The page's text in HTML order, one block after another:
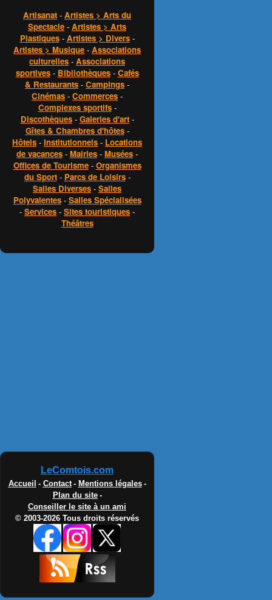
Artisanat - Artistes > Arts du
Spectacle - Artistes > Arts
Plastiques- Artistes > Divers-
Artistes > Musique - Associations
culturelles - Associations
sportives- Bibliothèques- Cafés
& Restaurants - Campings -
Cinémas - Commerces -
Complexes sportifs-
Discothèques- Galeries d'art-
Gîtes & Chambres d'hôtes-
Hôtels - Institutionnels - Locations
de vacances - Mairies - Musées -
Offices de Tourisme- Organismes
du Sport- Parcs de Loisirs-
Salles Diverses - Salles
Polyvalentes- Salles Spécialisées
- Services - Sites touristiques -
Théâtres
LeComtois.com
Accueil - Contact - Mentions légales -
Plan du site -
Conseiller le site à un ami
© 2003-2026 Tous droits réservés